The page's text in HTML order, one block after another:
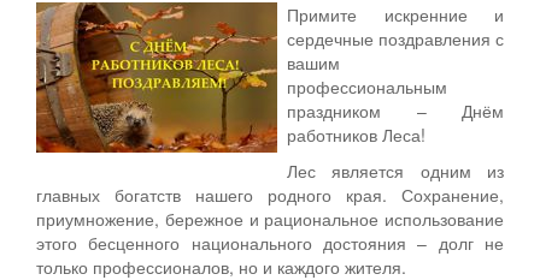
Примите искренние и
сердечные поздравления с
вашим
профессиональным
праздником – Днём
работников Леса!
Лес является одним из
главных богатств нашего родного края. Сохранение,
приумножение, бережное и рациональное использование
этого бесценного национального достояния – долг не
только профессионалов, но и каждого жителя.